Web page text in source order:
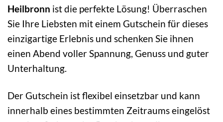
Heilbronn ist die perfekte Lösung! Überraschen
Sie Ihre Liebsten mit einem Gutschein für dieses
einzigartige Erlebnis und schenken Sie ihnen
einen Abend voller Spannung, Genuss und guter
Unterhaltung.
Der Gutschein ist flexibel einsetzbar und kann
innerhalb eines bestimmten Zeitraums eingelöst